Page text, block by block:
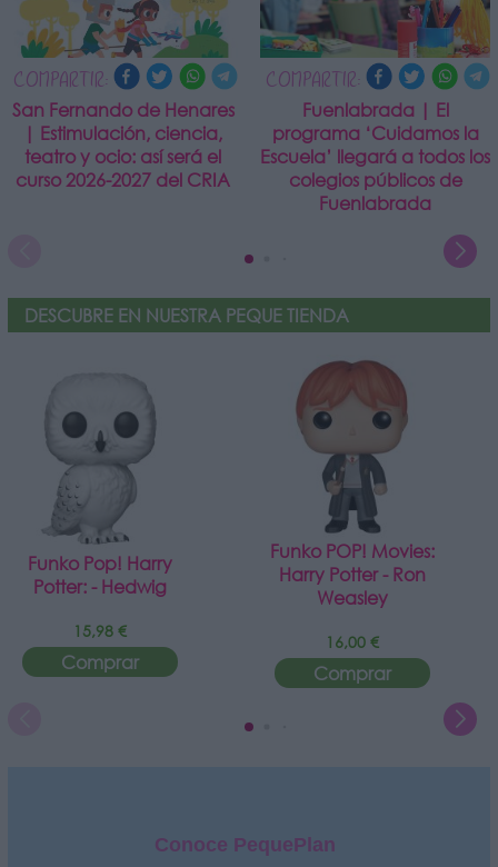
COMPARTIR:
San Fernando de Henares
| Estimulación, ciencia,
teatro y ocio: así será el
curso 2026-2027 del CRIA
COMPARTIR:
Fuenlabrada | El
programa ‘Cuidamos la
Escuela’ llegará a todos los
colegios públicos de
Fuenlabrada
DESCUBRE EN NUESTRA PEQUE TIENDA
Funko Pop! Harry
Potter: - Hedwig
15,98 €
Comprar
Funko POP! Movies:
Harry Potter - Ron
Weasley
16,00 €
Comprar
Conoce PequePlan